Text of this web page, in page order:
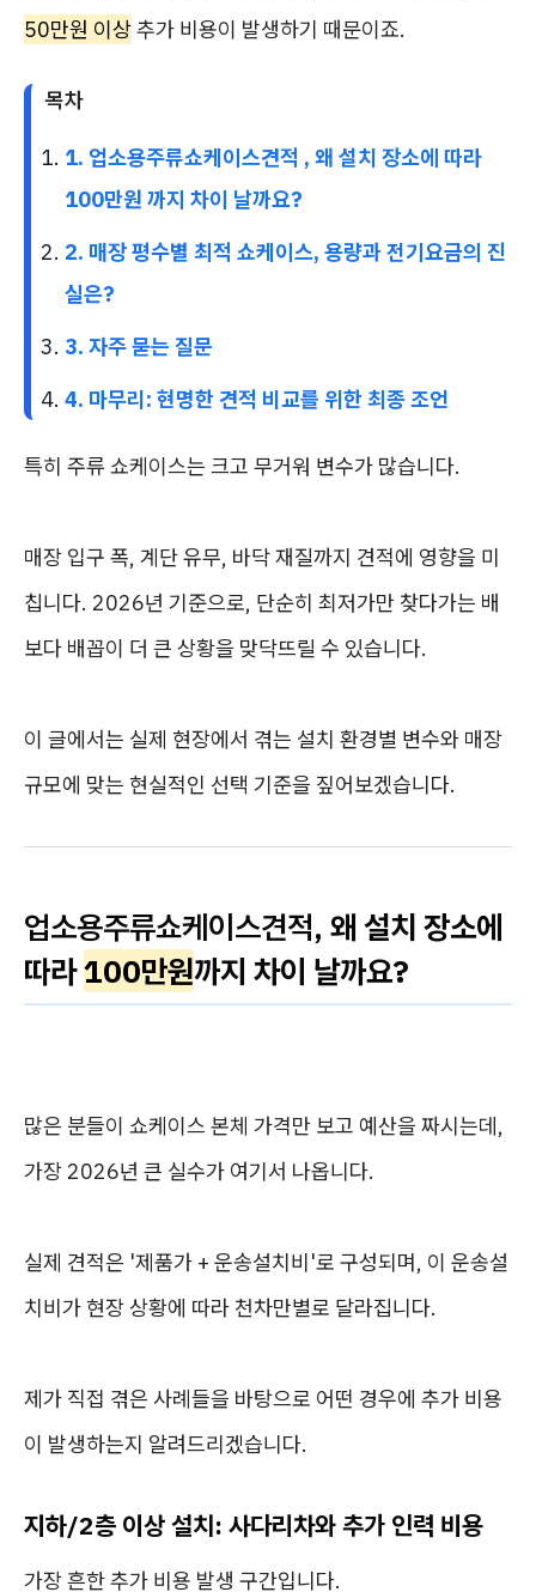
50만원 이상추가 비용이 발생하기 때문이죠.
목차
1. 업소용주류쇼케이스견적 , 왜 설치 장소에 따라
100만원 까지 차이 날까요?
2. 매장 평수별 최적 쇼케이스, 용량과 전기요금의 진
실은?
3. 자주 묻는 질문
4. 마무리: 현명한 견적 비교를 위한 최종 조언
특히 주류 쇼케이스는 크고 무거워 변수가 많습니다.
매장 입구 폭, 계단 유무, 바닥 재질까지 견적에 영향을 미
칩니다. 2026년 기준으로, 단순히 최저가만 찾다가는 배
보다 배꼽이 더 큰 상황을 맞닥뜨릴 수 있습니다.
이 글에서는 실제 현장에서 겪는 설치 환경별 변수와 매장
규모에 맞는 현실적인 선택 기준을 짚어보겠습니다.
업소용주류쇼케이스견적, 왜 설치 장소에
따라100만원까지 차이 날까요?
많은 분들이 쇼케이스 본체 가격만 보고 예산을 짜시는데,
가장 2026년 큰 실수가 여기서 나옵니다.
실제 견적은 '제품가 + 운송설치비'로 구성되며, 이 운송설
치비가 현장 상황에 따라 천차만별로 달라집니다.
제가 직접 겪은 사례들을 바탕으로 어떤 경우에 추가 비용
이 발생하는지 알려드리겠습니다.
지하/2층 이상 설치: 사다리차와 추가 인력 비용
가장 흔한 추가 비용 발생 구간입니다.